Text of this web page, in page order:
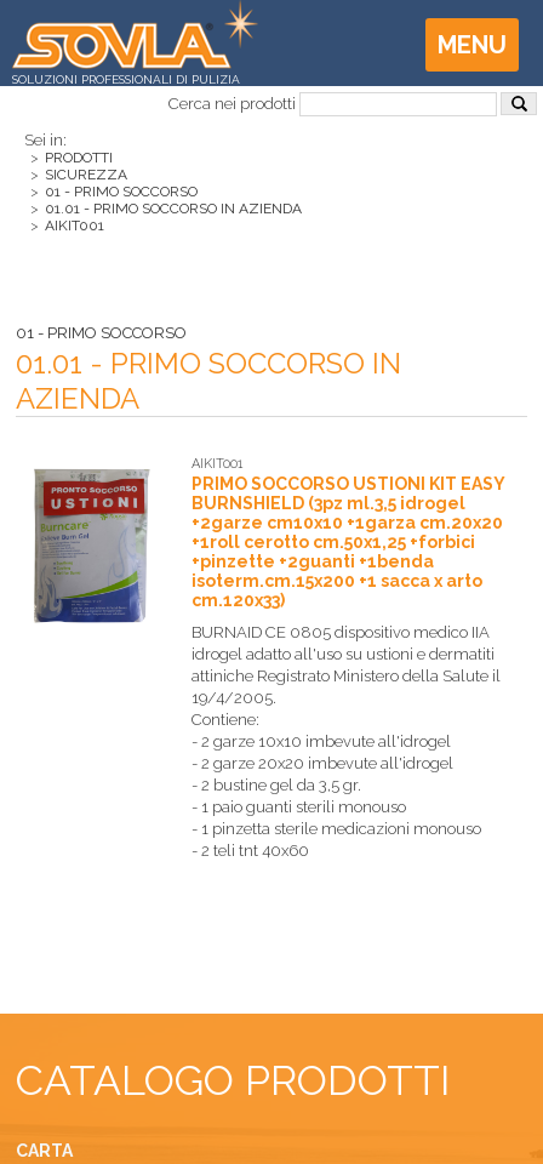
SOLUZIONI PROFESSIONALI DI PULIZIA
MENU
Cerca nei prodotti
Sei in:
> PRODOTTI
> SICUREZZA
> 01 - PRIMO SOCCORSO
> 01.01 - PRIMO SOCCORSO IN AZIENDA
> AIKIT001
01 - PRIMO SOCCORSO
01.01 - PRIMO SOCCORSO IN
AZIENDA
AIKIT001
PRIMO SOCCORSO USTIONI KIT EASY
BURNSHIELD (3pz ml.3,5 idrogel
+2garze cm10x10 +1garza cm.20x20
+1roll cerotto cm.50x1,25 +forbici
+pinzette +2guanti +1benda
isoterm.cm.15x200 +1 sacca x arto
cm.120x33)
BURNAID CE 0805 dispositivo medico IIA
idrogel adatto all'uso su ustioni e dermatiti
attiniche Registrato Ministero della Salute il
19/4/2005.
Contiene:
- 2 garze 10x10 imbevute all'idrogel
- 2 garze 20x20 imbevute all'idrogel
- 2 bustine gel da 3,5 gr.
- 1 paio guanti sterili monouso
- 1 pinzetta sterile medicazioni monouso
- 2 teli tnt 40x60
CATALOGO PRODOTTI
CARTA